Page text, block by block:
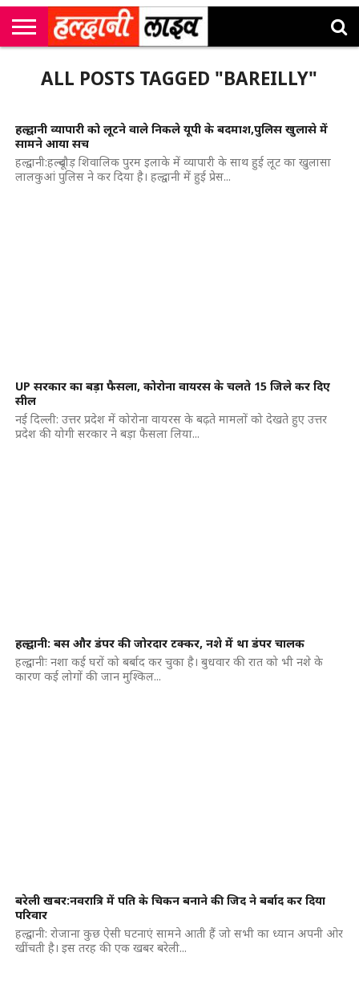
एम
कॉर्नर
उत्तराखंड
न्यूज़
खेल
मनोरंजन
सम्पादकीय
जॉब
अलर्ट्स
ALL POSTS TAGGED "BAREILLY"
हल्द्वानी व्यापारी को लूटने वाले निकले यूपी के बदमाश,पुलिस खुलासे में
सामने आया सच
हल्द्वानी:हल्दूचौड़ शिवालिक पुरम इलाके में व्यापारी के साथ हुई लूट का खुलासा
लालकुआं पुलिस ने कर दिया है। हल्द्वानी में हुई प्रेस...
UP सरकार का बड़ा फैसला, कोरोना वायरस के चलते 15 जिले कर दिए
सील
नई दिल्ली: उत्तर प्रदेश में कोरोना वायरस के बढ़ते मामलों को देखते हुए उत्तर
प्रदेश की योगी सरकार ने बड़ा फैसला लिया...
हल्द्वानी: बस और डंपर की जोरदार टक्कर, नशे में था डंपर चालक
हल्द्वानीः नशा कई घरों को बर्बाद कर चुका है। बुधवार की रात को भी नशे के
कारण कई लोगों की जान मुश्किल...
बरेली खबर:नवरात्रि में पति के चिकन बनाने की जिद ने बर्बाद कर दिया
परिवार
हल्द्वानी: रोजाना कुछ ऐसी घटनाएं सामने आती हैं जो सभी का ध्यान अपनी ओर
खींचती है। इस तरह की एक खबर बरेली...